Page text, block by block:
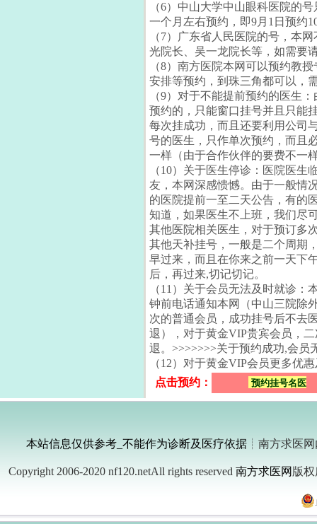
（6）中山大学中山眼科医院的
一个月左右预约，即9月1日预约
（7）广东省人民医院的号，本
光院长、吴一龙院长等，如需要
（8）南方医院本网可以预约教
安排等预约，到珠三角都可以，
（9）对于不能提前预约的医生
预约的，只能窗口挂号并且只能
每次挂成功，而且还要利用公司
号的医生，只作单次预约，而且
一样（由于合作伙伴的要费不一
（10）关于医生停诊：医院医
友，本网深感愦憾。由于一般情
的医院提前一至二天公告，有的
知道，如果医生不上班，我们尽
其他医院相关医生，对于预订多
其他天补挂号，一般是二个周期
早过来，而且在你来之前一天下
后，再过来,切记切记。
（11）关于会员无法及时就诊
钟前电话通知本网（中山三院除
次的普通会员，成功挂号后不去
退），对于黄金VIP贵宾会员，
退。>>>>>>>关于预约成功,会员
（12）对于黄金VIP会员更多优
点击预约：
预约挂号名医
本站信息仅供参考_不能作为诊断及医疗依据┊南方求医网
Copyright 2006-2020 nf120.netAll rights reserved 南方求医网 版